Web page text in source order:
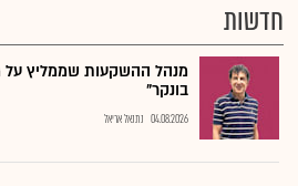
חדשות
מנהל ההשקעות שממליץ על
בונקר"
04.08.2026 נתנאל אריאל